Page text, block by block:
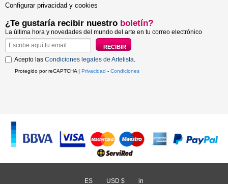
Configurar privacidad y cookies
¿Te gustaría recibir nuestro boletín?
La última hora y novedades del mundo del arte en tu correo electrónico
Acepto las Condiciones legales de Artelista.
Protegido por reCAPTCHA | Privacidad - Condiciones
ES USD $ in